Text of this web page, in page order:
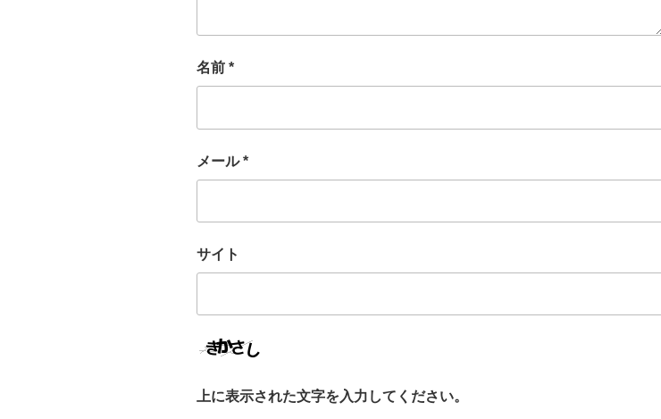
名前 *
メール*
サイト
上に表示された文字を入力してください。